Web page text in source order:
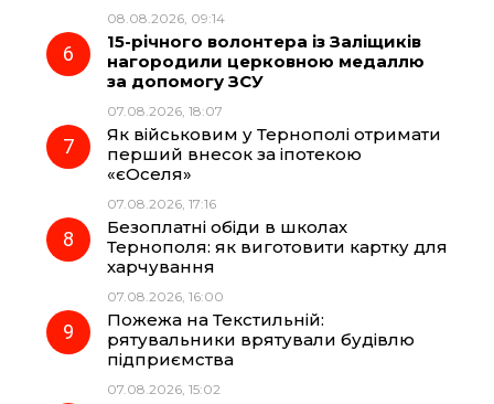
08.08.2026, 09:14
15-річного волонтера із Заліщиків
нагородили церковною медаллю
за допомогу ЗСУ
07.08.2026, 18:07
Як військовим у Тернополі отримати
перший внесок за іпотекою
«єОселя»
07.08.2026, 17:16
Безоплатні обіди в школах
Тернополя: як виготовити картку для
харчування
07.08.2026, 16:00
Пожежа на Текстильній:
рятувальники врятували будівлю
підприємства
07.08.2026, 15:02